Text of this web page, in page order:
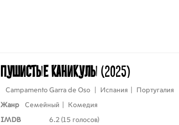
Пушистые каникулы (2025)
Campamento Garra de Oso Испания Португалия
Жанр Семейный Комедия
IMDB
6.2 (15 голосов)